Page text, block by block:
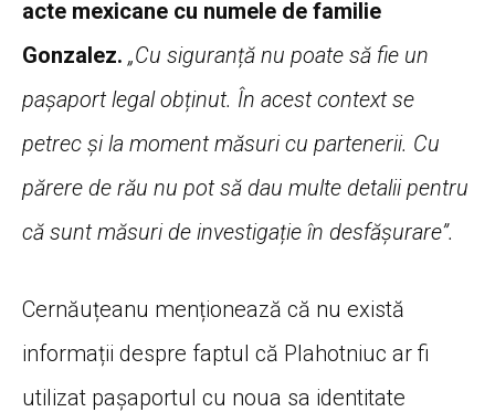
acte mexicane cu numele de familie
Gonzalez. „Cu siguranță nu poate să fie un
pașaport legal obținut. În acest context se
petrec și la moment măsuri cu partenerii. Cu
părere de rău nu pot să dau multe detalii pentru
că sunt măsuri de investigație în desfășurare”.
Cernăuțeanu menționează că nu există
informații despre faptul că Plahotniuc ar fi
utilizat pașaportul cu noua sa identitate